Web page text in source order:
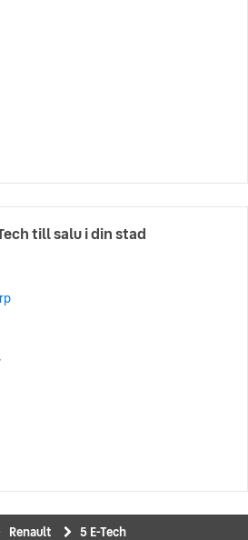
till salu i din stad
Väsby
Renault 5 E-Tech